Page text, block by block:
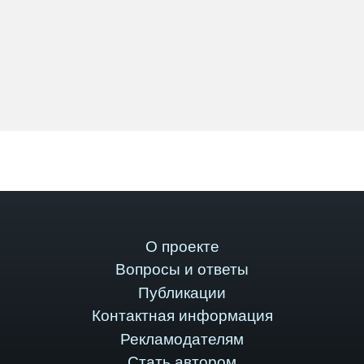
О проекте
Вопросы и ответы
Публикации
Контактная информация
Рекламодателям